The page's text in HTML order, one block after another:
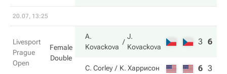
20.07, 13:25
Livesport
Prague
Open
Female
Double
A.
Kovackova
J.
Kovackova
3 6
C. Corley К. Харрисон 6 3